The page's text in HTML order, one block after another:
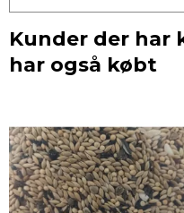
Kunder der
har også købt